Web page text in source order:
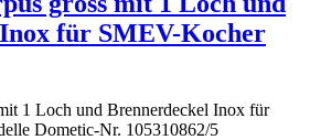
für SMEV-Kocher
1 Loch und Brennerdeckel Inox für
Dometic-Nr. 105310862/5